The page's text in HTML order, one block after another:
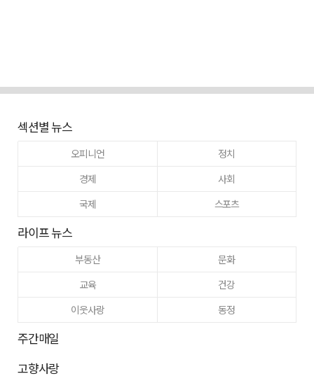
섹션별 뉴스
오피니언
정치
경제
사회
국제
스포츠
라이프 뉴스
부동산
문화
교육
건강
이웃사랑
동정
주간매일
고향사랑